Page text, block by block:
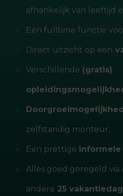
afhankelijk van leeftijd
Een fulltime functie
Direct uitzicht op een
Verschillende (gratis)
zelfstandig monteur;
Een prettige informele
Alles goed geregeld via
andere 25